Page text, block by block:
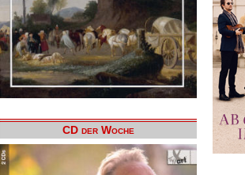
CD der Woche